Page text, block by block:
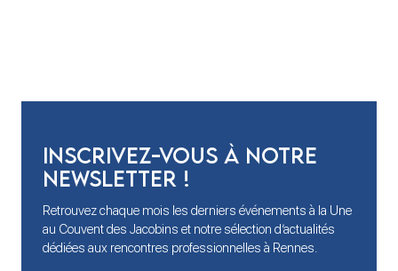
Inscrivez-vous à notre
newsletter !
Retrouvez chaque mois les derniers événements à la Une
au Couvent des Jacobins et notre sélection d’actualités
dédiées aux rencontres professionnelles à Rennes.